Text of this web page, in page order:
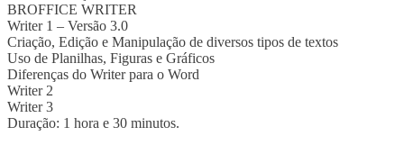
BROFFICE WRITER
Writer 1 – Versão 3.0
Criação, Edição e Manipulação de diversos tipos de textos
Uso de Planilhas, Figuras e Gráficos
Diferenças do Writer para o Word
Writer 2
Writer 3
Duração: 1 hora e 30 minutos.